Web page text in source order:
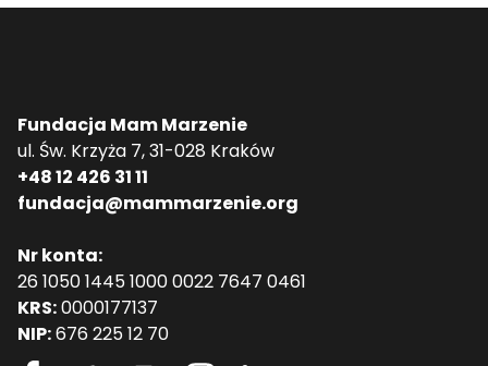
Fundacja Mam Marzenie
ul. Św. Krzyża 7, 31-028 Kraków
+48 12 426 31 11
fundacja@mammarzenie.org
Nr konta:
26 1050 1445 1000 0022 7647 0461
KRS:0000177137
NIP:676 225 12 70